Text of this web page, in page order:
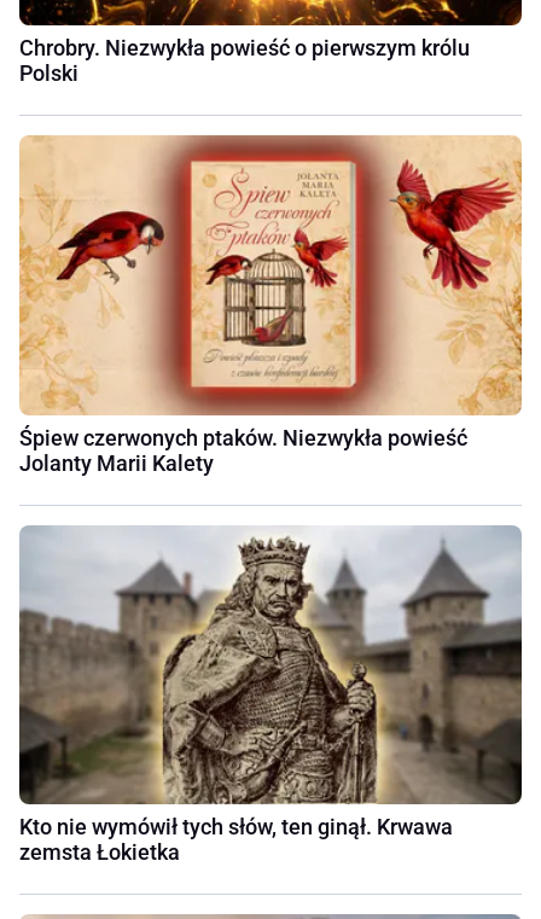
Chrobry. Niezwykła powieść o pierwszym królu
Polski
Śpiew czerwonych ptaków. Niezwykła powieść
Jolanty Marii Kalety
Kto nie wymówił tych słów, ten ginął. Krwawa
zemsta Łokietka